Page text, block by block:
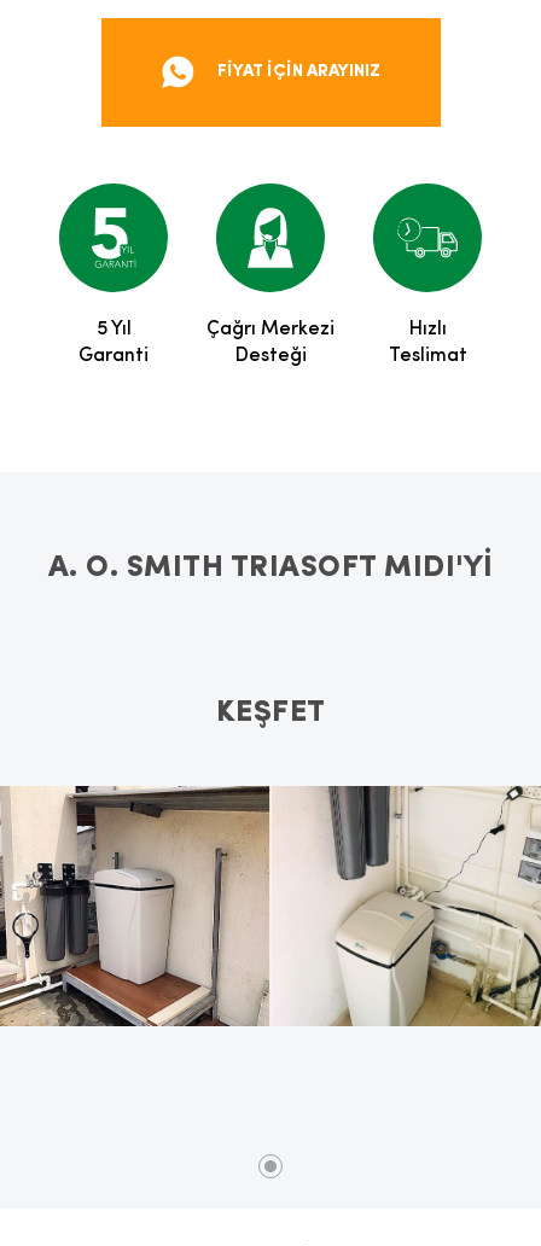
FİYAT İÇİN ARAYINIZ
5 Yıl
Garanti
Çağrı Merkezi
Desteği
Hızlı
Teslimat
A. O. SMITH TRIASOFT MIDI'Yİ
KEŞFET